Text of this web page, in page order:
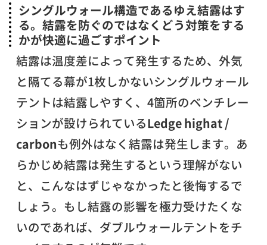
シングルウォール構造であるゆえ結露はす
る。結露を防ぐのではなくどう対策をする
かが快適に過ごすポイント
結露は温度差によって発生するため、外気
と隔てる幕が1枚しかないシングルウォール
テントは結露しやすく、4箇所のベンチレー
ションが設けられているLedge highat /
carbonも例外はなく結露は発生します。あ
らかじめ結露は発生するという理解がない
と、こんなはずじゃなかったと後悔するで
しょう。もし結露の影響を極力受けたくな
いのであれば、ダブルウォールテントをチ